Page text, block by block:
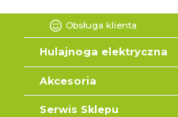
Obsługa klienta
Hulajnoga elektryczna
Akcesoria
Serwis Sklepu